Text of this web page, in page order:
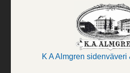
K A Almgren sidenväveri